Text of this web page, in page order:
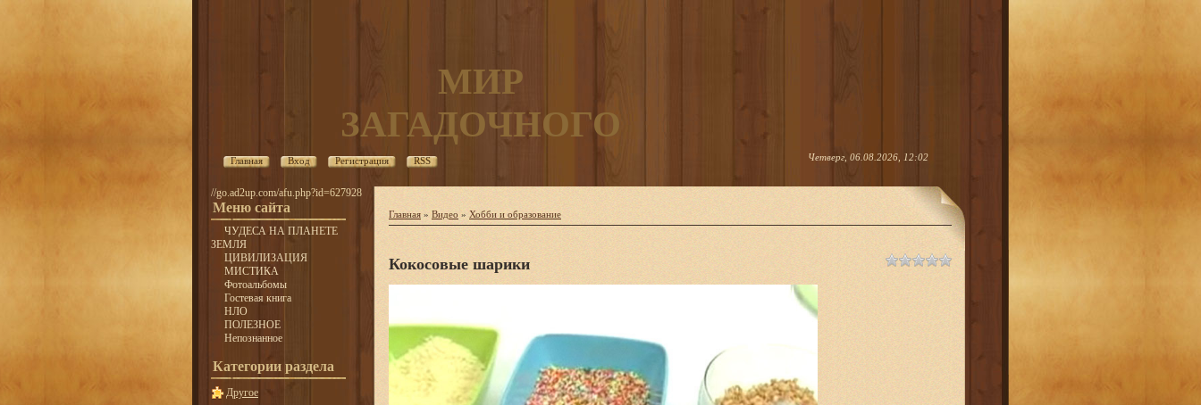
МИР
ЗАГАДОЧНОГО
Главная Вход Регистрация RSS Четверг, 06.08.2026, 12:02
//go.ad2up.com/afu.php?id=627928
Меню сайта
ЧУДЕСА НА ПЛАНЕТЕ
ЗЕМЛЯ
ЦИВИЛИЗАЦИЯ
МИСТИКА
Фотоальбомы
Гостевая книга
НЛО
ПОЛЕЗНОЕ
Непознанное
Категории раздела
Другое
Главная » Видео » Хобби и образование
Кокосовые шарики